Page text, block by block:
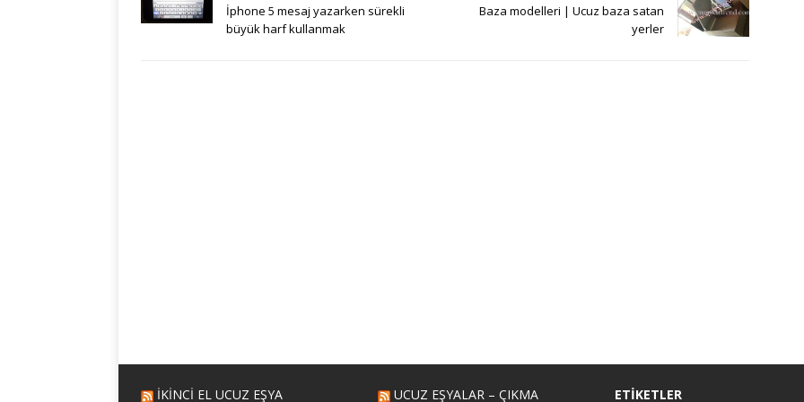
İphone 5 mesaj yazarken sürekli
büyük harf kullanmak
Baza modelleri | Ucuz baza satan
yerler
İKİNCİ EL UCUZ EŞYA UCUZ EŞYALAR – ÇIKMA ETIKETLER